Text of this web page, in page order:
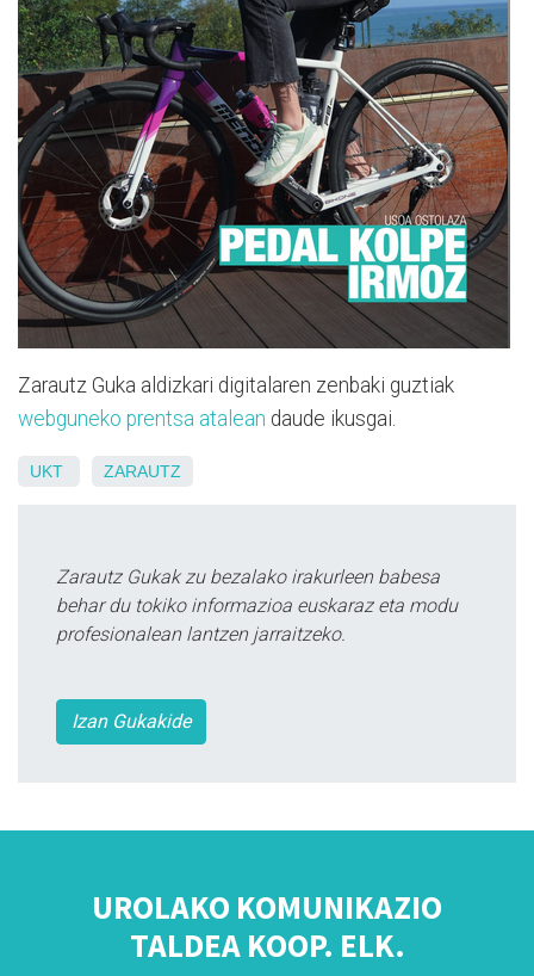
Zarautz Guka aldizkari digitalaren zenbaki guztiak
webguneko prentsa atalean daude ikusgai.
UKT ZARAUTZ
Zarautz Gukak zu bezalako irakurleen babesa
behar du tokiko informazioa euskaraz eta modu
profesionalean lantzen jarraitzeko.
Izan Gukakide
UROLAKO KOMUNIKAZIO
TALDEA KOOP. ELK.